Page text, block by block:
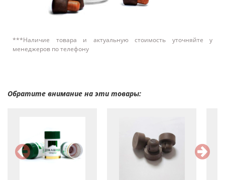
***Наличие товара и актуальную стоимость уточняйте у
менеджеров по телефону
Обратите внимание на эти товары: